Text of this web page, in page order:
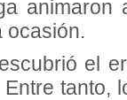
animaron
ocasión.
el
tanto,